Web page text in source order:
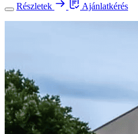
Részletek Ajánlatkérés